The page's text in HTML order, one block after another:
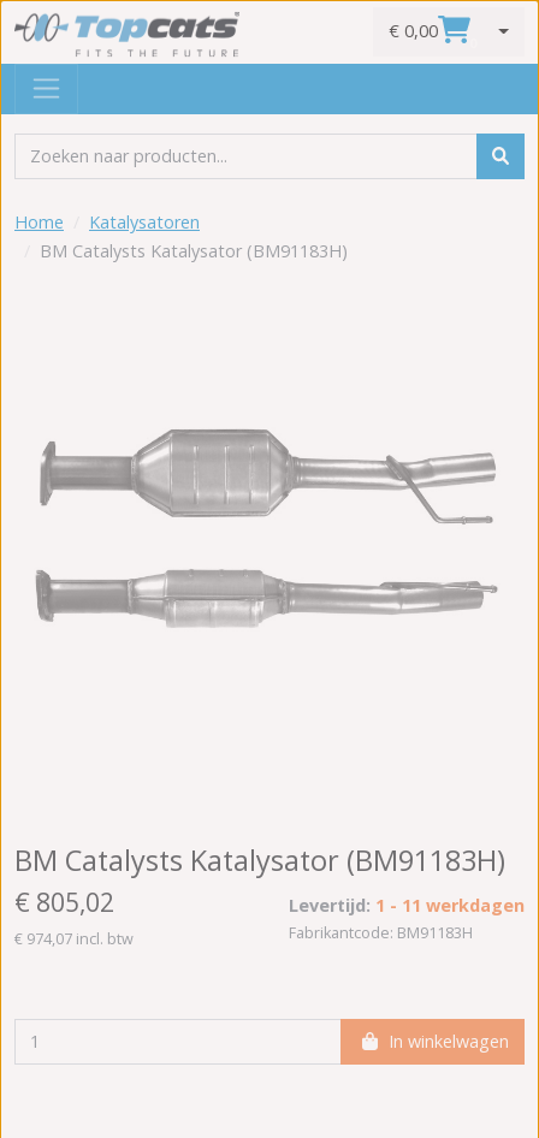
€ 0,00
Home
Katalysatoren
BM Catalysts Katalysator (BM91183H)
BM Catalysts Katalysator (BM91183H)
€ 805,02
€ 974,07 incl. btw
Levertijd: 1 - 11 werkdagen
Fabrikantcode: BM91183H
In winkelwagen